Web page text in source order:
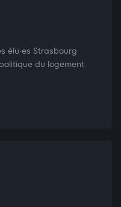
élu·es Strasbourg
du logement